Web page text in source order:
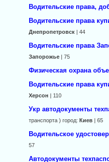
Водительские права,
Водительские права
Днепропетровск| 44
Водительские права
Запорожье| 75
Физическая охрана
Водительские права
Херсон | 110
Укр автодокументы
транспорта ) город: Киев| 65
Водительское
57
Автодокументы